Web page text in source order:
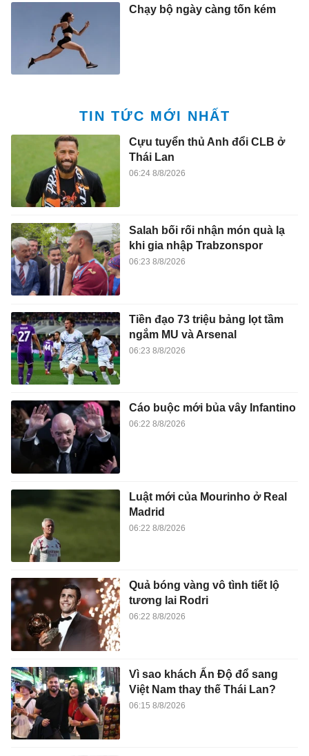
Chạy bộ ngày càng tốn kém
TIN TỨC MỚI NHẤT
Cựu tuyển thủ Anh đổi CLB ở
Thái Lan
06:24 8/8/2026
Salah bối rối nhận món quà lạ
khi gia nhập Trabzonspor
06:23 8/8/2026
Tiền đạo 73 triệu bảng lọt tầm
ngắm MU và Arsenal
06:23 8/8/2026
Cáo buộc mới bủa vây Infantino
06:22 8/8/2026
Luật mới của Mourinho ở Real
Madrid
06:22 8/8/2026
Quả bóng vàng vô tình tiết lộ
tương lai Rodri
06:22 8/8/2026
Vì sao khách Ấn Độ đổ sang
Việt Nam thay thế Thái Lan?
06:15 8/8/2026